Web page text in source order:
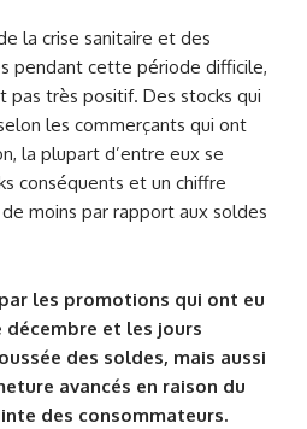
la crise sanitaire et des
pendant cette période difficile,
pas très positif. Des stocks qui
les commerçants qui ont
la plupart d’entre eux se
conséquents et un chiffre
moins par rapport aux soldes
les promotions qui ont eu
et les jours
des soldes, mais aussi
avancés en raison du
des consommateurs.